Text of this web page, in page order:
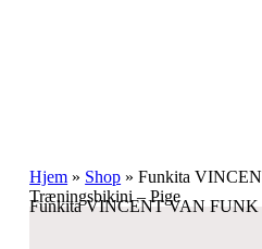
Hjem » Shop »Funkita
Træningsbikini – Pige
Funkita VINCENT VAN FUNK